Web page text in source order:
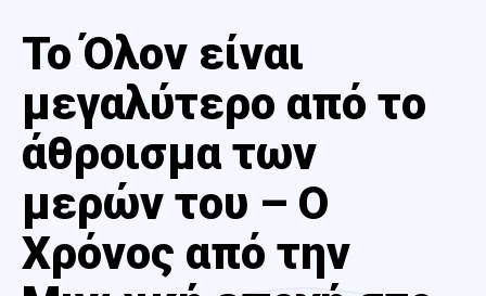
Το Όλον είναι
μεγαλύτερο από το
άθροισμα των
μερών του – Ο
Χρόνος από την